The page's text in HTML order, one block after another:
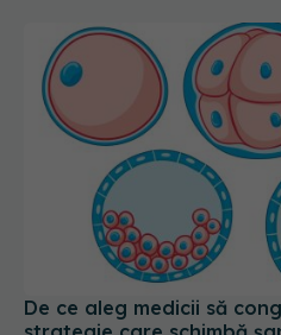
De ce aleg medicii să
strategie care schimbă
copil